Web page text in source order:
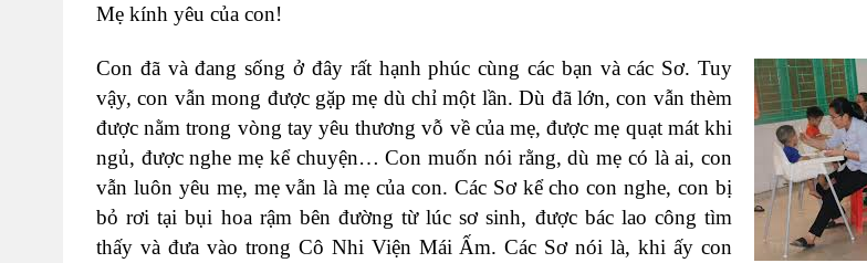
Mẹ kính yêu của con!
Con đã và đang sống ở đây rất hạnh phúc cùng các bạn và các Sơ. Tuy
vậy, con vẫn mong được gặp mẹ dù chỉ một lần. Dù đã lớn, con vẫn thèm
được nằm trong vòng tay yêu thương vỗ về của mẹ, được mẹ quạt mát khi
ngủ, được nghe mẹ kể chuyện… Con muốn nói rằng, dù mẹ có là ai, con
vẫn luôn yêu mẹ, mẹ vẫn là mẹ của con. Các Sơ kể cho con nghe, con bị
bỏ rơi tại bụi hoa rậm bên đường từ lúc sơ sinh, được bác lao công tìm
thấy và đưa vào trong Cô Nhi Viện Mái Ấm. Các Sơ nói là, khi ấy con